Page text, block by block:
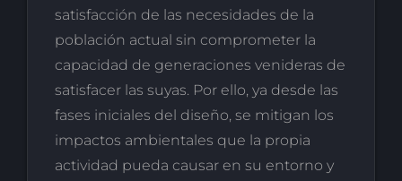
satisfacción de las necesidades de la
población actual sin comprometer la
capacidad de generaciones venideras de
satisfacer las suyas. Por ello, ya desde las
fases iniciales del diseño, se mitigan los
impactos ambientales que la propia
actividad pueda causar en su entorno y